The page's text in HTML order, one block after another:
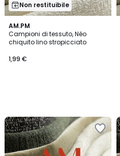
Non restituibile
AM.PM
Campioni di tessuto, Néo
chiquito lino stropicciato
1,99 €